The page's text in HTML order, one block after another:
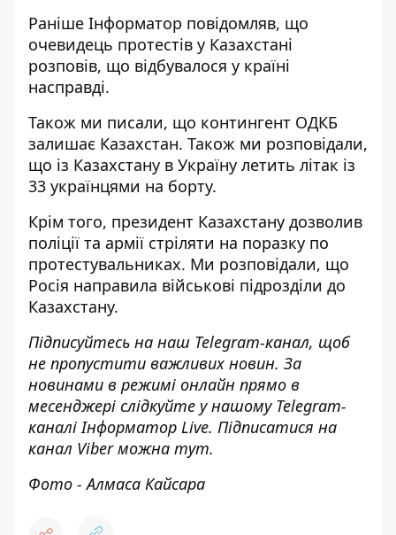
Раніше Інформатор повідомляв, що
очевидець протестів у Казахстані
розповів, що відбувалося у країні
насправді.
Також ми писали, що контингент ОДКБ
залишає Казахстан. Також ми розповідали,
що із Казахстану в Україну летить літак із
33 українцями на борту.
Крім того, президент Казахстану дозволив
поліції та армії стріляти на поразку по
протестувальниках. Ми розповідали, що
Росія направила військові підрозділи до
Казахстану.
Підписуйтесь на наш Telegram-канал, щоб
не пропустити важливих новин. За
новинами в режимі онлайн прямо в
месенджері слідкуйте у нашому Telegram-
каналіІнформатор Live. Підписатися на
канал Viber можна тут.
Фото - Алмаса Кайсара